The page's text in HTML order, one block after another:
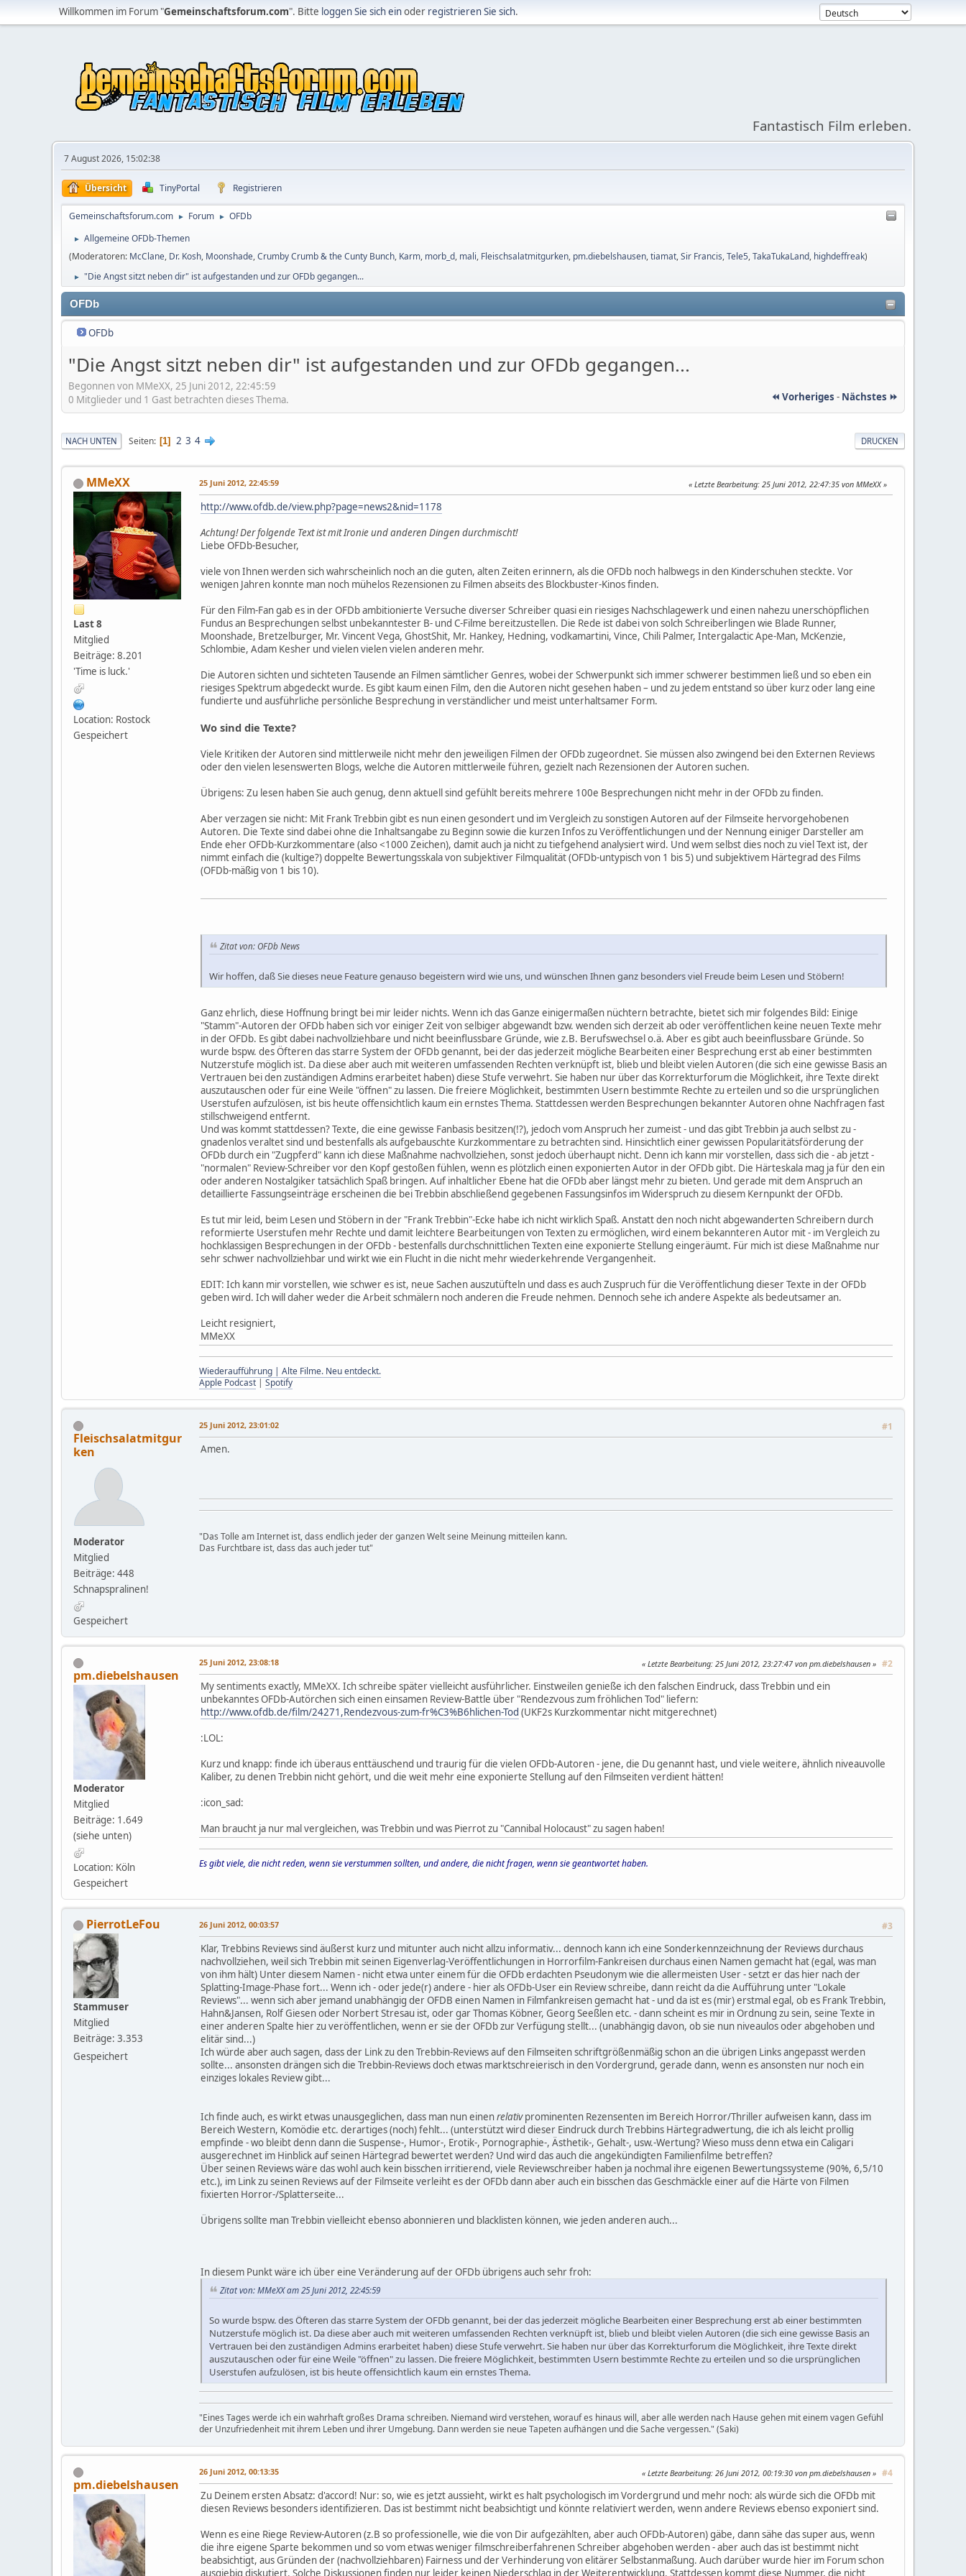
Willkommen im Forum "Gemeinschaftsforum.com". Bitte loggen Sie sich einoder registrieren Sie sich.
Fantastisch Film erleben.
7 August 2026, 15:02:38
Übersicht TinyPortal Registrieren
Gemeinschaftsforum.com ► Forum ► OFDb
►
Allgemeine OFDb-Themen
(Moderatoren: McClane, Dr. Kosh, Moonshade,Crumby Crumb & the Cunty Bunch, Karm, morb_d, mali, Fleischsalatmitgurken, pm.diebelshausen,tiamat,Sir Francis,Tele5,TakaTukaLand, highdeffreak)
► "Die Angst sitzt neben dir" ist aufgestanden und zur OFDb gegangen...
OFDb
OFDb
"Die Angst sitzt neben dir" ist aufgestanden und zur OFDb gegangen...
Begonnen von MMeXX, 25 Juni 2012, 22:45:59
⏪ Vorheriges - Nächstes ⏩
0 Mitglieder und 1 Gast betrachten dieses Thema.
DRUCKEN
NACH UNTEN Seiten 1 2 3 4
MMeXX
Last 8
Mitglied
Beiträge: 8.201
'Time is luck.'
Location: Rostock
Gespeichert
25 Juni 2012, 22:45:59 Letzte Bearbeitung: 25 Juni 2012, 22:47:35 von MMeXX
http://www.ofdb.de/view.php?page=news2&nid=1178
Achtung! Der folgende Text ist mit Ironie und anderen Dingen durchmischt!
Liebe OFDb-Besucher,
viele von Ihnen werden sich wahrscheinlich noch an die guten, alten Zeiten erinnern, als die OFDb noch halbwegs in den Kinderschuhen steckte. Vor
wenigen Jahren konnte man noch mühelos Rezensionen zu Filmen abseits des Blockbuster-Kinos finden.
Für den Film-Fan gab es in der OFDb ambitionierte Versuche diverser Schreiber quasi ein riesiges Nachschlagewerk und einen nahezu unerschöpflichen
Fundus an Besprechungen selbst unbekanntester B- und C-Filme bereitzustellen. Die Rede ist dabei von solch Schreiberlingen wie Blade Runner,
Moonshade, Bretzelburger, Mr. Vincent Vega, GhostShit, Mr. Hankey, Hedning, vodkamartini, Vince, Chili Palmer, Intergalactic Ape-Man, McKenzie,
Schlombie, Adam Kesher und vielen vielen vielen anderen mehr.
Die Autoren sichten und sichteten Tausende an Filmen sämtlicher Genres, wobei der Schwerpunkt sich immer schwerer bestimmen ließ und so eben ein
riesiges Spektrum abgedeckt wurde. Es gibt kaum einen Film, den die Autoren nicht gesehen haben – und zu jedem entstand so über kurz oder lang eine
fundierte und ausführliche persönliche Besprechung in verständlicher und meist unterhaltsamer Form.
Wo sind die Texte?
Viele Kritiken der Autoren sind mittlerweile nicht mehr den jeweiligen Filmen der OFDb zugeordnet. Sie müssen also zwingend bei den Externen Reviews
oder den vielen lesenswerten Blogs, welche die Autoren mittlerweile führen, gezielt nach Rezensionen der Autoren suchen.
Übrigens: Zu lesen haben Sie auch genug, denn aktuell sind gefühlt bereits mehrere 100e Besprechungen nicht mehr in der OFDb zu finden.
Aber verzagen sie nicht: Mit Frank Trebbin gibt es nun einen gesondert und im Vergleich zu sonstigen Autoren auf der Filmseite hervorgehobenen
Autoren. Die Texte sind dabei ohne die Inhaltsangabe zu Beginn sowie die kurzen Infos zu Veröffentlichungen und der Nennung einiger Darsteller am
Ende eher OFDb-Kurzkommentare (also <1000 Zeichen), damit auch ja nicht zu tiefgehend analysiert wird. Und wem selbst dies noch zu viel Text ist, der
nimmt einfach die (kultige?) doppelte Bewertungsskala von subjektiver Filmqualität (OFDb-untypisch von 1 bis 5) und subjektivem Härtegrad des Films
(OFDb-mäßig von 1 bis 10).
Zitat von: OFDb News
Wir hoffen, daß Sie dieses neue Feature genauso begeistern wird wie uns, und wünschen Ihnen ganz besonders viel Freude beim Lesen und Stöbern!
Ganz ehrlich, diese Hoffnung bringt bei mir leider nichts. Wenn ich das Ganze einigermaßen nüchtern betrachte, bietet sich mir folgendes Bild: Einige
"Stamm"-Autoren der OFDb haben sich vor einiger Zeit von selbiger abgewandt bzw. wenden sich derzeit ab oder veröffentlichen keine neuen Texte mehr
in der OFDb. Es gibt dabei nachvollziehbare und nicht beeinflussbare Gründe, wie z.B. Berufswechsel o.ä. Aber es gibt auch beeinflussbare Gründe. So
wurde bspw. des Öfteren das starre System der OFDb genannt, bei der das jederzeit mögliche Bearbeiten einer Besprechung erst ab einer bestimmten
Nutzerstufe möglich ist. Da diese aber auch mit weiteren umfassenden Rechten verknüpft ist, blieb und bleibt vielen Autoren (die sich eine gewisse Basis an
Vertrauen bei den zuständigen Admins erarbeitet haben) diese Stufe verwehrt. Sie haben nur über das Korrekturforum die Möglichkeit, ihre Texte direkt
auszutauschen oder für eine Weile "öffnen" zu lassen. Die freiere Möglichkeit, bestimmten Usern bestimmte Rechte zu erteilen und so die ursprünglichen
Userstufen aufzulösen, ist bis heute offensichtlich kaum ein ernstes Thema. Stattdessen werden Besprechungen bekannter Autoren ohne Nachfragen fast
stillschweigend entfernt.
Und was kommt stattdessen? Texte, die eine gewisse Fanbasis besitzen(!?), jedoch vom Anspruch her zumeist - und das gibt Trebbin ja auch selbst zu -
gnadenlos veraltet sind und bestenfalls als aufgebauschte Kurzkommentare zu betrachten sind. Hinsichtlich einer gewissen Popularitätsförderung der
OFDb durch ein "Zugpferd" kann ich diese Maßnahme nachvollziehen, sonst jedoch überhaupt nicht. Denn ich kann mir vorstellen, dass sich die - ab jetzt -
"normalen" Review-Schreiber vor den Kopf gestoßen fühlen, wenn es plötzlich einen exponierten Autor in der OFDb gibt. Die Härteskala mag ja für den ein
oder anderen Nostalgiker tatsächlich Spaß bringen. Auf inhaltlicher Ebene hat die OFDb aber längst mehr zu bieten. Und gerade mit dem Anspruch an
detaillierte Fassungseinträge erscheinen die bei Trebbin abschließend gegebenen Fassungsinfos im Widerspruch zu diesem Kernpunkt der OFDb.
Es tut mir leid, beim Lesen und Stöbern in der "Frank Trebbin"-Ecke habe ich nicht wirklich Spaß. Anstatt den noch nicht abgewanderten Schreibern durch
reformierte Userstufen mehr Rechte und damit leichtere Bearbeitungen von Texten zu ermöglichen, wird einem bekannteren Autor mit - im Vergleich zu
hochklassigen Besprechungen in der OFDb - bestenfalls durchschnittlichen Texten eine exponierte Stellung eingeräumt. Für mich ist diese Maßnahme nur
sehr schwer nachvollziehbar und wirkt wie ein Flucht in die nicht mehr wiederkehrende Vergangenheit.
EDIT: Ich kann mir vorstellen, wie schwer es ist, neue Sachen auszutüfteln und dass es auch Zuspruch für die Veröffentlichung dieser Texte in der OFDb
geben wird. Ich will daher weder die Arbeit schmälern noch anderen die Freude nehmen. Dennoch sehe ich andere Aspekte als bedeutsamer an.
Leicht resigniert,
MMeXX
Wiederaufführung | Alte Filme. Neu entdeckt.
Apple Podcast | Spotify
Fleischsalatmitgur
ken
Moderator
Mitglied
Beiträge: 448
Schnapspralinen!
Gespeichert
25 Juni 2012, 23:01:02 #1
Amen.
"Das Tolle am Internet ist, dass endlich jeder der ganzen Welt seine Meinung mitteilen kann.
Das Furchtbare ist, dass das auch jeder tut"
pm.diebelshausen
Moderator
Mitglied
Beiträge: 1.649
(siehe unten)
Location: Köln
Gespeichert
25 Juni 2012, 23:08:18 #2
Letzte Bearbeitung: 25 Juni 2012, 23:27:47 von pm.diebelshausen
My sentiments exactly, MMeXX. Ich schreibe später vielleicht ausführlicher. Einstweilen genieße ich den falschen Eindruck, dass Trebbin und ein
unbekanntes OFDb-Autörchen sich einen einsamen Review-Battle über "Rendezvous zum fröhlichen Tod" liefern:
http://www.ofdb.de/film/24271,Rendezvous-zum-fr%C3%B6hlichen-Tod (UKF2s Kurzkommentar nicht mitgerechnet)
:LOL:
Kurz und knapp: finde ich überaus enttäuschend und traurig für die vielen OFDb-Autoren - jene, die Du genannt hast, und viele weitere, ähnlich niveauvolle
Kaliber, zu denen Trebbin nicht gehört, und die weit mehr eine exponierte Stellung auf den Filmseiten verdient hätten!
:icon_sad:
Man braucht ja nur mal vergleichen, was Trebbin und was Pierrot zu "Cannibal Holocaust" zu sagen haben!
Es gibt viele, die nicht reden, wenn sie verstummen sollten, und andere, die nicht fragen, wenn sie geantwortet haben.
PierrotLeFou
Stammuser
Mitglied
Beiträge: 3.353
Gespeichert
26 Juni 2012, 00:03:57 #3
Klar, Trebbins Reviews sind äußerst kurz und mitunter auch nicht allzu informativ... dennoch kann ich eine Sonderkennzeichnung der Reviews durchaus
nachvollziehen, weil sich Trebbin mit seinen Eigenverlag-Veröffentlichungen in Horrorfilm-Fankreisen durchaus einen Namen gemacht hat (egal, was man
von ihm hält) Unter diesem Namen - nicht etwa unter einem für die OFDb erdachten Pseudonym wie die allermeisten User - setzt er das hier nach der
Splatting-Image-Phase fort... Wenn ich - oder jede(r) andere - hier als OFDb-User ein Review schreibe, dann reicht da die Aufführung unter "Lokale
Reviews"... wenn sich aber jemand unabhängig der OFDB einen Namen in Filmfankreisen gemacht hat - und da ist es (mir) erstmal egal, ob es Frank Trebbin,
Hahn&Jansen, Rolf Giesen oder Norbert Stresau ist, oder gar Thomas Köbner, Georg Seeßlen etc. - dann scheint es mir in Ordnung zu sein, seine Texte in
einer anderen Spalte hier zu veröffentlichen, wenn er sie der OFDb zur Verfügung stellt... (unabhängig davon, ob sie nun niveaulos oder abgehoben und
elitär sind...)
Ich würde aber auch sagen, dass der Link zu den Trebbin-Reviews auf den Filmseiten schriftgrößenmäßig schon an die übrigen Links angepasst werden
sollte... ansonsten drängen sich die Trebbin-Reviews doch etwas marktschreierisch in den Vordergrund, gerade dann, wenn es ansonsten nur noch ein
einziges lokales Review gibt...
Ich finde auch, es wirkt etwas unausgeglichen, dass man nun einenrelativprominenten Rezensenten im Bereich Horror/Thriller aufweisen kann, dass im
Bereich Western, Komödie etc. derartiges (noch) fehlt... (unterstützt wird dieser Eindruck durch Trebbins Härtegradwertung, die ich als leicht prollig
empfinde - wo bleibt denn dann die Suspense-, Humor-, Erotik-, Pornographie-, Ästhetik-, Gehalt-, usw.-Wertung? Wieso muss denn etwa ein Caligari
ausgerechnet im Hinblick auf seinen Härtegrad bewertet werden? Und wird das auch die angekündigten Familienfilme betreffen?
Über seinen Reviews wäre das wohl auch kein bisschen irritierend, viele Reviewschreiber haben ja nochmal ihre eigenen Bewertungssysteme (90%, 6,5/10
etc.), im Link zu seinen Reviews auf der Filmseite verleiht es der OFDb dann aber auch ein bisschen das Geschmäckle einer auf die Härte von Filmen
fixierten Horror-/Splatterseite...
Übrigens sollte man Trebbin vielleicht ebenso abonnieren und blacklisten können, wie jeden anderen auch...
In diesem Punkt wäre ich über eine Veränderung auf der OFDb übrigens auch sehr froh:
Zitat von: MMeXX am 25 Juni 2012, 22:45:59
So wurde bspw. des Öfteren das starre System der OFDb genannt, bei der das jederzeit mögliche Bearbeiten einer Besprechung erst ab einer bestimmten
Nutzerstufe möglich ist. Da diese aber auch mit weiteren umfassenden Rechten verknüpft ist, blieb und bleibt vielen Autoren (die sich eine gewisse Basis an
Vertrauen bei den zuständigen Admins erarbeitet haben) diese Stufe verwehrt. Sie haben nur über das Korrekturforum die Möglichkeit, ihre Texte direkt
auszutauschen oder für eine Weile "öffnen" zu lassen. Die freiere Möglichkeit, bestimmten Usern bestimmte Rechte zu erteilen und so die ursprünglichen
Userstufen aufzulösen, ist bis heute offensichtlich kaum ein ernstes Thema.
"Eines Tages werde ich ein wahrhaft großes Drama schreiben. Niemand wird verstehen, worauf es hinaus will, aber alle werden nach Hause gehen mit einem vagen Gefühl
der Unzufriedenheit mit ihrem Leben und ihrer Umgebung. Dann werden sie neue Tapeten aufhängen und die Sache vergessen." (Saki)
pm.diebelshausen
26 Juni 2012, 00:13:35 #4
Letzte Bearbeitung: 26 Juni 2012, 00:19:30 von pm.diebelshausen
Zu Deinem ersten Absatz: d'accord! Nur: so, wie es jetzt aussieht, wirkt es halt psychologisch im Vordergrund und mehr noch: als würde sich die OFDb mit
diesen Reviews besonders identifizieren. Das ist bestimmt nicht beabsichtigt und könnte relativiert werden, wenn andere Reviews ebenso exponiert sind.
Wenn es eine Riege Review-Autoren (z.B so professionelle, wie die von Dir aufgezählten, aber auch OFDb-Autoren) gäbe, dann sähe das super aus, wenn
die ihre eigene Sparte bekommen und so vom etwas weniger filmschreiberfahrenen Schreiber abgehoben werden - aber auch das ist bestimmt nicht
beabsichtigt, aus Gründen der (nachvollziehbaren) Fairness und der Verhinderung von elitärer Selbstanmaßung. Auch darüber wurde hier im Forum schon
ausgiebig diskutiert. Solche Diskussionen finden nur leider keinen Niederschlag in der Weiterentwicklung. Stattdessen kommt diese Nummer, die nicht